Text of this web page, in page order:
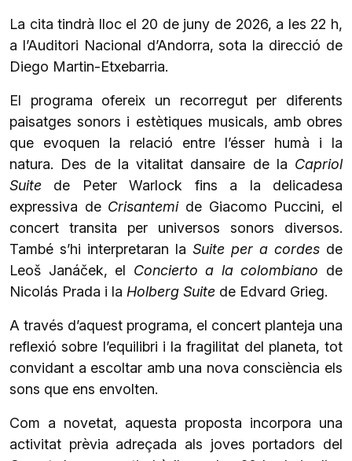
La cita tindrà lloc el 20 de juny de 2026, a les 22 h,
a l’Auditori Nacional d’Andorra, sota la direcció de
Diego Martin-Etxebarria.
El programa ofereix un recorregut per diferents
paisatges sonors i estètiques musicals, amb obres
que evoquen la relació entre l’ésser humà i la
natura. Des de la vitalitat dansaire de la Capriol
Suite de Peter Warlock fins a la delicadesa
expressiva de Crisantemide Giacomo Puccini, el
concert transita per universos sonors diversos.
També s’hi interpretaran la Suite per a cordes de
Leoš Janáček, el Concierto a la colombiano de
Nicolás Prada i la Holberg Suite de Edvard Grieg.
A través d’aquest programa, el concert planteja una
reflexió sobre l’equilibri i la fragilitat del planeta, tot
convidant a escoltar amb una nova consciència els
sons que ens envolten.
Com a novetat, aquesta proposta incorpora una
activitat prèvia adreçada als joves portadors del